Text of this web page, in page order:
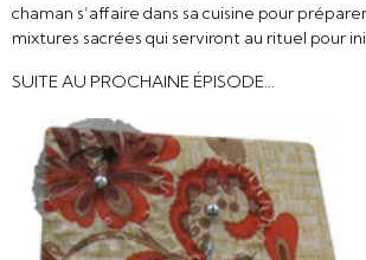
chaman s’affaire dans sa cuisine pour
mixtures sacrées qui serviront au rituel pour
SUITE AU PROCHAINE ÉPISODE...